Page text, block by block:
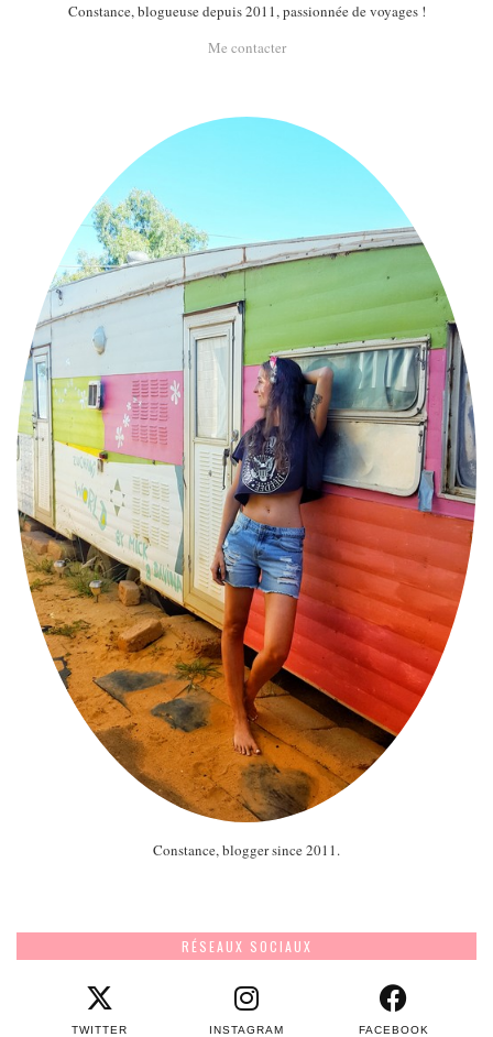
Constance, blogueuse depuis 2011, passionnée de voyages !
Me contacter
Constance, blogger since 2011.
RÉSEAUX SOCIAUX
TWITTER INSTAGRAM FACEBOOK